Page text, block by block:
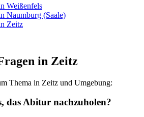
Weißenfels
Naumburg (Saale)
Zeitz
in Zeitz
Thema in Zeitz und Umgebung:
das Abitur nachzuholen?